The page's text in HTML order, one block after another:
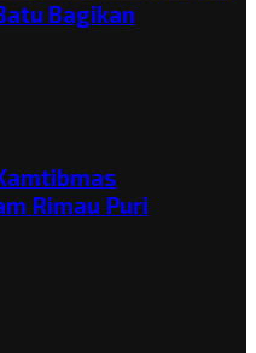
Bagikan
Rimau Puri